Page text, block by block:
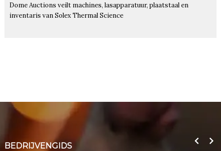
Dome Auctions veilt machines, lasapparatuur, plaatstaal en
inventaris van Solex Thermal Science
BEDRIJVENGIDS